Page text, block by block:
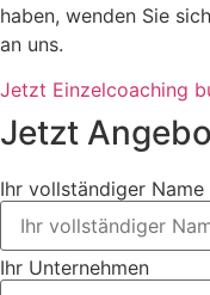
haben, wenden Sie
an uns.
Jetzt Einzelcoaching
Jetzt
Ihr vollständiger Name
Ihr Unternehmen